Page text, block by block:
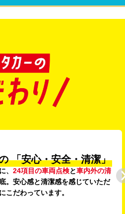
「安心・安全・清潔」
、 24項目の車両点検と車内外の清
。安心感と清潔感を感じていただ
こだわっています。